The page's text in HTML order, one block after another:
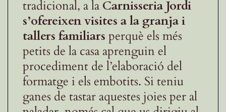
tradicional, a la Carnisseria Jordi
s’ofereixen visites a la granja i
tallers familiars perquè els més
petits de la casa aprenguin el
procediment de l’elaboració del
formatge i els embotits. Si teniu
ganes de tastar aquestes joies per al